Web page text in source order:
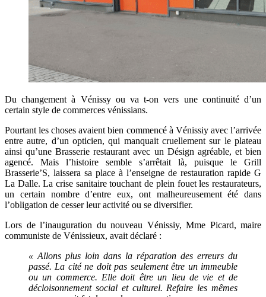
Du changement à Vénissy ou va t-on vers une continuité d’un
certain style de commerces vénissians.
Pourtant les choses avaient bien commencé à Vénissiy avec l’arrivée
entre autre, d’un opticien, qui manquait cruellement sur le plateau
ainsi qu’une Brasserie restaurant avec un Désign agréable, et bien
agencé. Mais l’histoire semble s’arrêtait là, puisque le Grill
Brasserie’S, laissera sa place à l’enseigne de restauration rapide G
La Dalle. La crise sanitaire touchant de plein fouet les restaurateurs,
un certain nombre d’entre eux, ont malheureusement été dans
l’obligation de cesser leur activité ou se diversifier.
Lors de l’inauguration du nouveau Vénissiy, Mme Picard, maire
communiste de Vénissieux, avait déclaré :
« Allons plus loin dans la réparation des erreurs du
passé. La cité ne doit pas seulement être un immeuble
ou un commerce. Elle doit être un lieu de vie et de
décloisonnement social et culturel. Refaire les mêmes